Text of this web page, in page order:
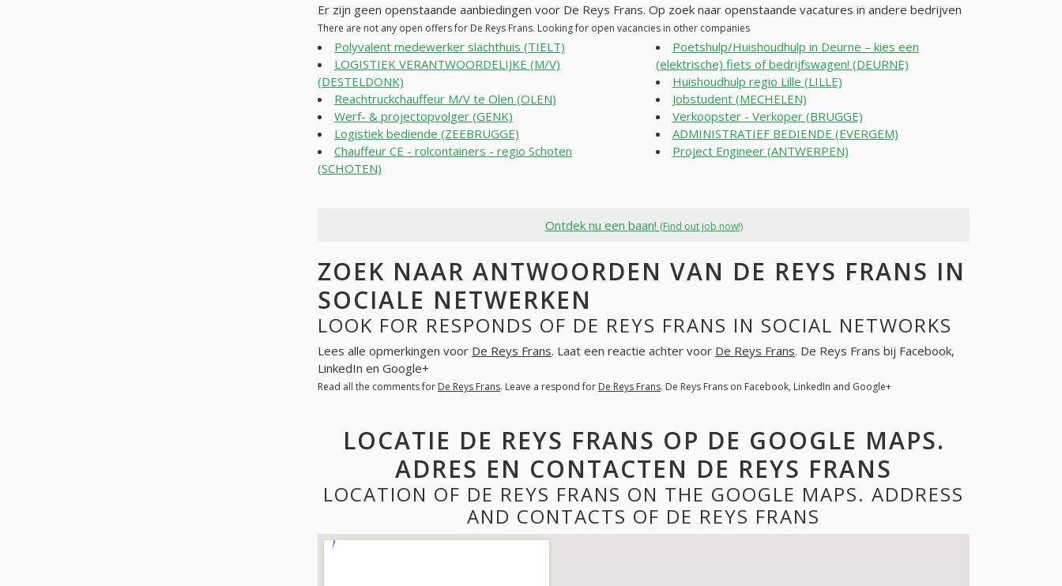
Er zijn geen openstaande aanbiedingen voor De Reys Frans. Op zoek naar openstaande vacatures in andere bedrijven
There are not any open offers for De Reys Frans. Looking for open vacancies in other companies
Polyvalent medewerker slachthuis (TIELT)
LOGISTIEK VERANTWOORDELIJKE (M/V)
(DESTELDONK)
Reachtruckchauffeur M/V te Olen (OLEN)
Werf- & projectopvolger (GENK)
Logistiek bediende (ZEEBRUGGE)
Chauffeur CE - rolcontainers - regio Schoten
(SCHOTEN)
Poetshulp/Huishoudhulp in Deurne – kies een
(elektrische) fiets of bedrijfswagen! (DEURNE)
Huishoudhulp regio Lille (LILLE)
Jobstudent (MECHELEN)
Verkoopster - Verkoper (BRUGGE)
ADMINISTRATIEF BEDIENDE (EVERGEM)
Project Engineer (ANTWERPEN)
Ontdek nu een baan! (Find out job now!)
ZOEK NAAR ANTWOORDEN VAN DE REYS FRANS IN
SOCIALE NETWERKEN
LOOK FOR RESPONDS OF DE REYS FRANS IN SOCIAL NETWORKS
Lees alle opmerkingen voor De Reys Frans. Laat een reactie achter voor De Reys Frans. De Reys Frans bij Facebook,
LinkedIn en Google+
Read all the comments for De Reys Frans. Leave a respond for De Reys Frans. De Reys Frans on Facebook, LinkedIn and Google+
LOCATIE DE REYS FRANS OP DE GOOGLE MAPS.
ADRES EN CONTACTEN DE REYS FRANS
LOCATION OF DE REYS FRANS ON THE GOOGLE MAPS. ADDRESS
AND CONTACTS OF DE REYS FRANS